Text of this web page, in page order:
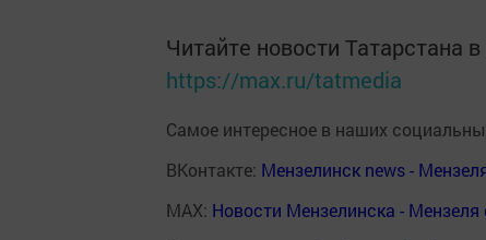
Читайте новости Татарстана
https://max.ru/tatmedia
Самое интересное в наших
ВКонтакте: Мензелинск news -
MAX: Новости Мензелинска - Мензеля